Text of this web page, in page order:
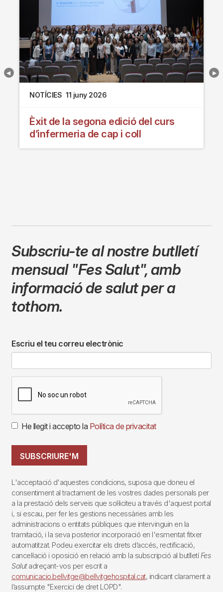
NOTÍCIES 11 juny 2026
Èxit de la segona edició del curs
d’infermeria de cap i coll
Subscriu-te al nostre butlletí
mensual "Fes Salut",amb
informació de salut per a
tothom.
Escriu el teu correu electrònic
He llegit i accepto la Política de privacitat
SUBSCRIURE'M
L'acceptació d'aquestes condicions, suposa que doneu el
consentiment al tractament de les vostres dades personals per
a la prestació dels serveis que sol·liciteu a través d'aquest portal
i, si escau, per fer les gestions necessàries amb les
administracions o entitats públiques que intervinguin en la
tramitació, i la seva posterior incorporació en l'esmentat fitxer
automatitzat. Podeu exercitar els drets d’accés, rectificació,
cancel·lació i oposició en relació amb la subscripció al butlletí Fes
Salutadreçant-vos per escrit a
comunicacio.bellvitge@bellvitgehospital.cat, indicant clarament a
l’assumpte "Exercici de dret LOPD".